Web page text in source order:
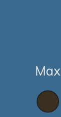
Max